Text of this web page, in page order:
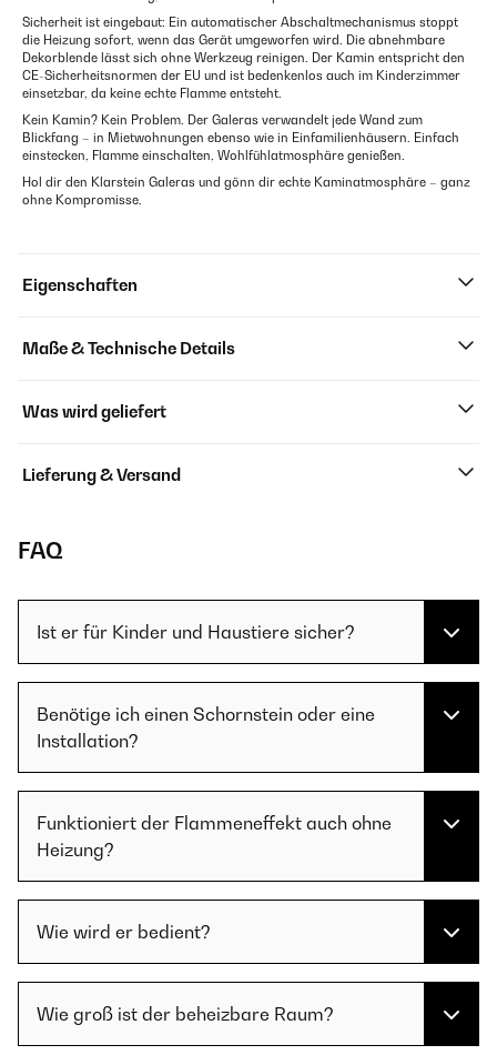
Sicherheit ist eingebaut: Ein automatischer Abschaltmechanismus stoppt
die Heizung sofort, wenn das Gerät umgeworfen wird. Die abnehmbare
Dekorblende lässt sich ohne Werkzeug reinigen. Der Kamin entspricht den
CE-Sicherheitsnormen der EU und ist bedenkenlos auch im Kinderzimmer
einsetzbar, da keine echte Flamme entsteht.
Kein Kamin? Kein Problem. Der Galeras verwandelt jede Wand zum
Blickfang – in Mietwohnungen ebenso wie in Einfamilienhäusern. Einfach
einstecken, Flamme einschalten, Wohlfühlatmosphäre genießen.
Hol dir den Klarstein Galeras und gönn dir echte Kaminatmosphäre – ganz
ohne Kompromisse.
Eigenschaften
Maße & Technische Details
Was wird geliefert
Lieferung & Versand
FAQ
Ist er für Kinder und Haustiere sicher?
Benötige ich einen Schornstein oder eine
Installation?
Funktioniert der Flammeneffekt auch ohne
Heizung?
Wie wird er bedient?
Wie groß ist der beheizbare Raum?